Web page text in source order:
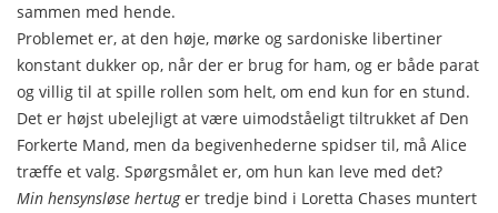
sammen med hende.
Problemet er, at den høje, mørke og sardoniske libertiner
konstant dukker op, når der er brug for ham, og er både parat
og villig til at spille rollen som helt, om end kun for en stund.
Det er højst ubelejligt at være uimodståeligt tiltrukket af Den
Forkerte Mand, men da begivenhederne spidser til, må Alice
træffe et valg. Spørgsmålet er, om hun kan leve med det?
Min hensynsløse hertuger tredje bind i Loretta Chases muntert